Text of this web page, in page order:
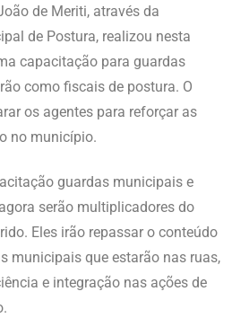
de Meriti, através da
de Postura, realizou nesta
capacitação para guardas
como fiscais de postura. O
os agentes para reforçar as
no município.
guardas municipais e
serão multiplicadores do
Eles irão repassar o conteúdo
municipais que estarão nas ruas,
e integração nas ações de